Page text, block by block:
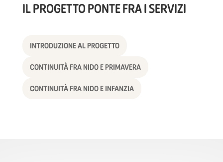
IL PROGETTO PONTE FRA I SERVIZI
INTRODUZIONE AL PROGETTO
CONTINUITÀ FRA NIDO E PRIMAVERA
CONTINUITÀ FRA NIDO E INFANZIA